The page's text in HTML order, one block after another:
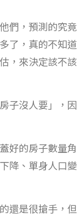
們，預測的究
了，真的不知
，來決定該不
子沒人要」，
好的房子數量
降、單身人口
還是很搶手，